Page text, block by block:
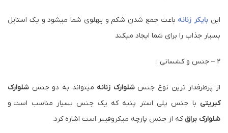
این بایکر زنانه باعث جمع شدن شکم و پهلوی شما میشود و یک استایل
بسیار جذاب را برای شما ایجاد میکند
2 – جنس و کشسانی :
از پرطرفدار ترین نوع جنسشلوارک زنانه میتواند به دو جنس شلوارک
کبریتی با جنس پلی استر پنبه که یک جنس بسیار مناسب است و
شلوارک براق که از جنس پارچه میکروفیبر است اشاره کرد.